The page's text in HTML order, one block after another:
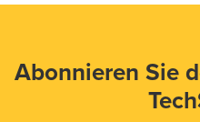
Abonnieren Sie